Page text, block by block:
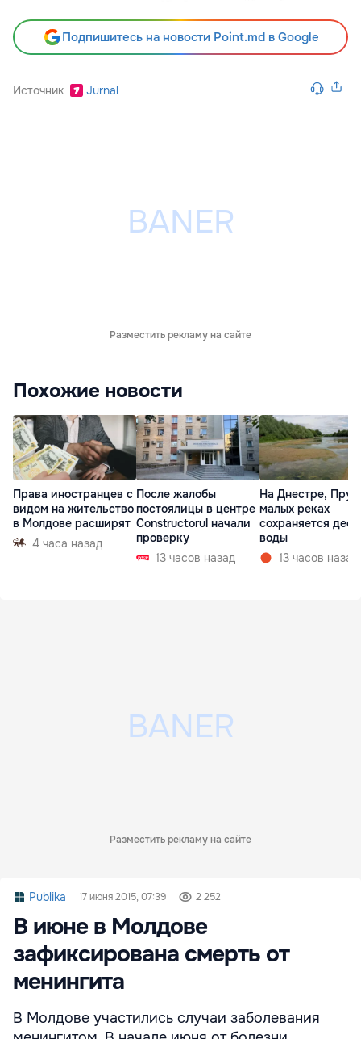
Подпишитесь на новости Point.md в Google
Источник Jurnal
Разместить рекламу на сайте
Похожие новости
Права иностранцев с
видом на жительство
в Молдове расширят
4 часа назад
После жалобы
постоялицы в центре
Constructorul начали
проверку
13 часов назад
На Днестре,
малых реках
сохраняется
воды
13 часов назад
Разместить рекламу на сайте
Publika 17 июня 2015, 07:39 2 252
В июне в Молдове
зафиксирована смерть от
менингита
В Молдове участились случаи заболевания